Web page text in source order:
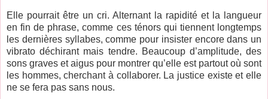
Elle pourrait être un cri. Alternant la rapidité et la langueur
en fin de phrase, comme ces ténors qui tiennent longtemps
les dernières syllabes, comme pour insister encore dans un
vibrato déchirant mais tendre. Beaucoup d’amplitude, des
sons graves et aigus pour montrer qu’elle est partout où sont
les hommes, cherchant à collaborer. La justice existe et elle
ne se fera pas sans nous.